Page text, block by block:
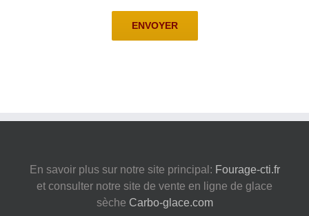
En savoir plus sur notre site principal: Fourage-cti.fr
et consulter notre site de vente en ligne de glace
sèche Carbo-glace.com